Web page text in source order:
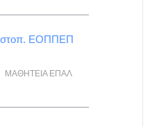
ΕΟΠΠΕΠ
ΜΑΘΗΤΕΊΑ ΕΠΑΛ